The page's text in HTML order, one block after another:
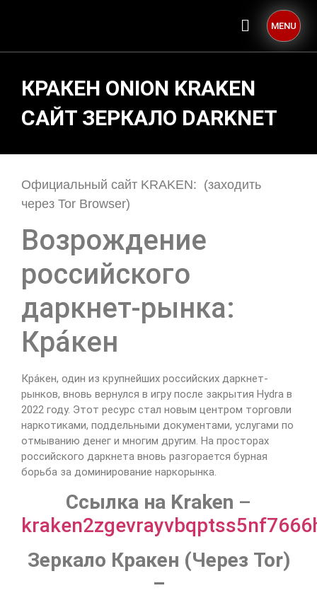
MENU
КРАКЕН ONION KRAKEN
САЙТ ЗЕРКАЛО DARKNET
Официальный сайт KRAKEN: (заходить
через Tor Browser)
Возрождение
российского
даркнет-рынка:
Кра́кен
Кра́кен, один из крупнейших российских даркнет-
рынков, вновь вернулся в игру после закрытия Hydra в
2022 году. Этот ресурс стал новым центром торговли
наркотиками, поддельными документами, услугами по
отмыванию денег и многим другим. На просторах
российского даркнета вновь разгорается бурная
борьба за доминирование наркорынка.
Cсылка на Kraken –
Зеркало Кракен (Через Tor)
–